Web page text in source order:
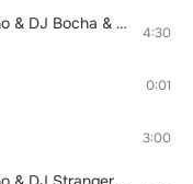
Ты не будешь знать (DJ Nejtrino & DJ Bocha & DJ Stranger remix) 4:30
0:01
3:00